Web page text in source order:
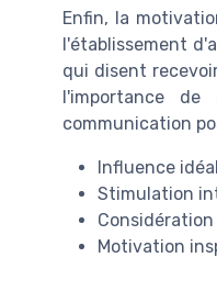
Enfin, la
l'établissement
qui disent
l'importance
communication
Influence
Stimulation
Motivation